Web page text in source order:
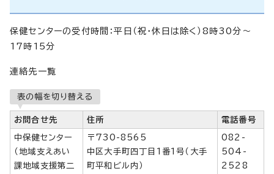
保健センターの受付時間：平日（祝・休日は除く）8時30分～
17時15分
連絡先一覧
表の幅を切り替える
お問合せ先 住所 電話番号
中保健センター
（地域支えあい
課地域支援第二
〒730-8565
中区大手町四丁目1番1号（大手
町平和ビル内）
082-
504-
2528